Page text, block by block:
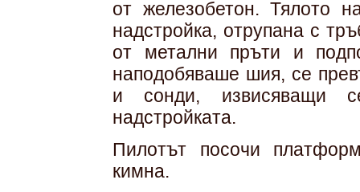
от железобетон. Тялото
надстройка, отрупана с
от метални пръти и
наподобяваше шия, се
и сонди, извисяващи
надстройката.
Пилотът посочи
кимна.